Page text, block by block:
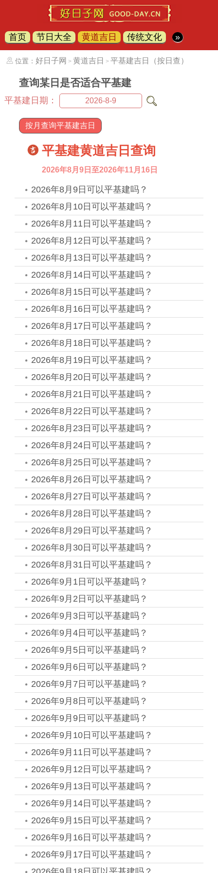
首页 节日大全 黄道吉日 传统文化 »
位置： 好日子网 > 黄道吉日 > 平基建吉日（按日查）
查询某日是否适合平基建
平基建日期：
按月查询平基建吉日
平基建黄道吉日查询
2026年8月9日至2026年11月16日
2026年8月9日可以平基建吗？
2026年8月10日可以平基建吗？
2026年8月11日可以平基建吗？
2026年8月12日可以平基建吗？
2026年8月13日可以平基建吗？
2026年8月14日可以平基建吗？
2026年8月15日可以平基建吗？
2026年8月16日可以平基建吗？
2026年8月17日可以平基建吗？
2026年8月18日可以平基建吗？
2026年8月19日可以平基建吗？
2026年8月20日可以平基建吗？
2026年8月21日可以平基建吗？
2026年8月22日可以平基建吗？
2026年8月23日可以平基建吗？
2026年8月24日可以平基建吗？
2026年8月25日可以平基建吗？
2026年8月26日可以平基建吗？
2026年8月27日可以平基建吗？
2026年8月28日可以平基建吗？
2026年8月29日可以平基建吗？
2026年8月30日可以平基建吗？
2026年8月31日可以平基建吗？
2026年9月1日可以平基建吗？
2026年9月2日可以平基建吗？
2026年9月3日可以平基建吗？
2026年9月4日可以平基建吗？
2026年9月5日可以平基建吗？
2026年9月6日可以平基建吗？
2026年9月7日可以平基建吗？
2026年9月8日可以平基建吗？
2026年9月9日可以平基建吗？
2026年9月10日可以平基建吗？
2026年9月11日可以平基建吗？
2026年9月12日可以平基建吗？
2026年9月13日可以平基建吗？
2026年9月14日可以平基建吗？
2026年9月15日可以平基建吗？
2026年9月16日可以平基建吗？
2026年9月17日可以平基建吗？